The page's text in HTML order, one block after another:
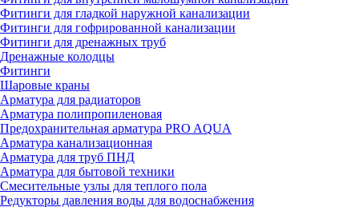
Фитинги для гладкой наружной канализации
Фитинги для гофрированной канализации
Фитинги для дренажных труб
Дренажные колодцы
Фитинги
Шаровые краны
Арматура для радиаторов
Арматура полипропиленовая
Предохранительная арматура PRO AQUA
Арматура канализационная
Арматура для труб ПНД
Арматура для бытовой техники
Смесительные узлы для теплого пола
Редукторы давления воды для водоснабжения